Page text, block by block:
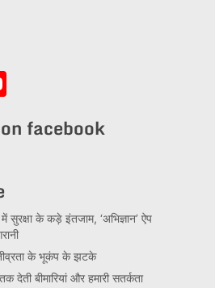
YouTube
facebook
सुरक्षा के कड़े इंतजाम, ‘अभिज्ञान’ ऐप
के भूकंप के झटके
देती बीमारियां और हमारी सतर्कता